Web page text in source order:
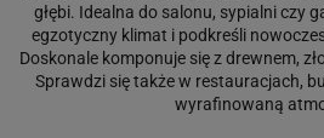
głębi. Idealna do salonu, sypialni czy
egzotyczny klimat i podkreśli
Doskonale komponuje się z drewnem,
Sprawdzi się także w restauracjach,
wyrafinowaną